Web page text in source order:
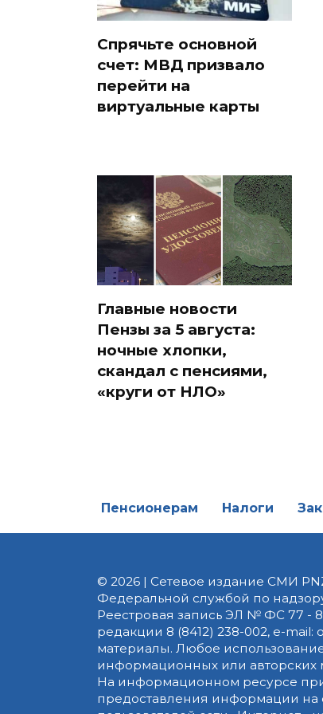
Спрячьте основной
счет: МВД призвало
перейти на
виртуальные карты
Главные новости
скандал с пенсиями,
«круги от НЛО»